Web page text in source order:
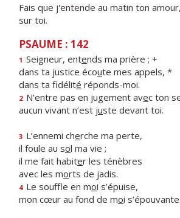
Fais que j'entende au matin ton
sur toi.
PSAUME : 142
1 Seigneur, entends ma prière ; +
dans ta justice écoute mes appels, *
dans ta fidélité réponds-moi.
2 N’entre pas en jugement avec ton
aucun vivant n’est juste devant toi.
3 L’ennemi cherche ma perte,
il foule au sol ma vie ;
il me fait habiter les ténèbres
avec les morts de jadis.
4 Le souffle en moi s’épuise,
mon cœur au fond de moi s’épouvante.